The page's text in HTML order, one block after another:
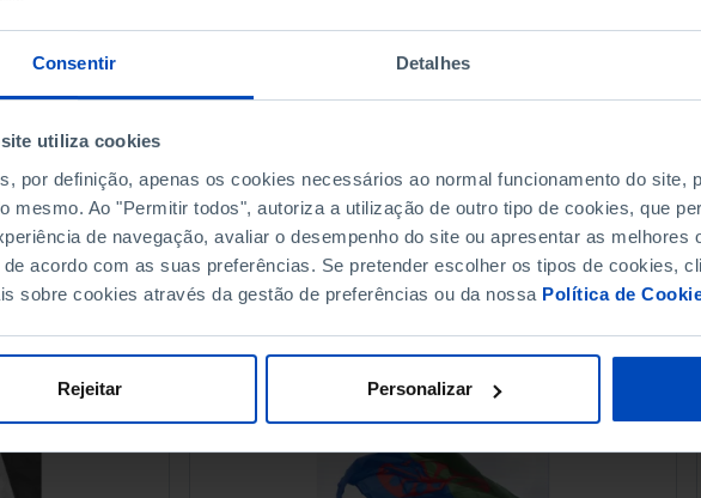
Consentir Detalhes
utiliza cookies
por definição, apenas os cookies necessários ao normal funcionamento do site,
mesmo. Ao "Permitir todos", autoriza a utilização de outro tipo de cookies, que
de navegação, avaliar o desempenho do site ou apresentar as melhores
acordo com as suas preferências. Se pretender escolher os tipos de cookies,
sobre cookies através da gestão de preferências ou da nossa Política de
Rejeitar Personalizar
Alice
Barreto,